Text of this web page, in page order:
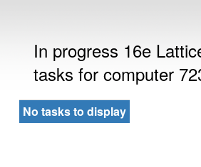
In progress 16e
tasks for computer
No tasks to display